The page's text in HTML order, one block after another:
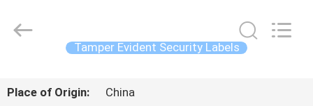
Material
Tamper Evident Security Labels
Place of Origin:
China